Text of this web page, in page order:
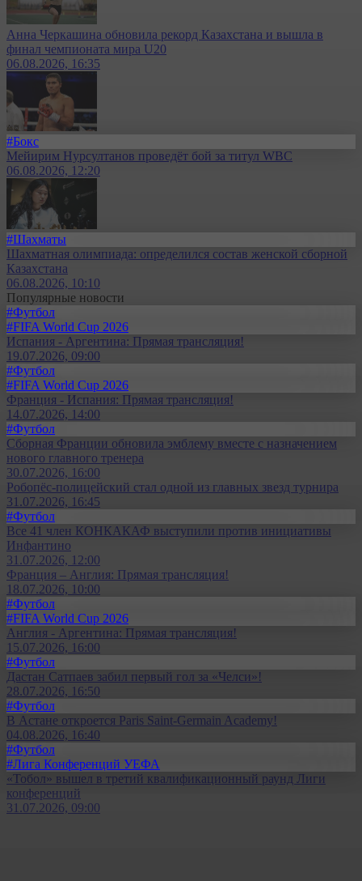
Анна Черкашина обновила рекорд Казахстана и вышла в
финал чемпионата мира U20
06.08.2026, 16:35
#Бокс
Мейирим Нурсултанов проведёт бой за титул WBC
06.08.2026, 12:20
#Шахматы
Шахматная олимпиада: определился состав женской сборной
Казахстана
06.08.2026, 10:10
Популярные новости
#Футбол
#FIFA World Cup 2026
Испания - Аргентина: Прямая трансляция!
19.07.2026, 09:00
#Футбол
#FIFA World Cup 2026
Франция - Испания: Прямая трансляция!
14.07.2026, 14:00
#Футбол
Сборная Франции обновила эмблему вместе с назначением
нового главного тренера
30.07.2026, 16:00
Робопёс-полицейский стал одной из главных звезд турнира
31.07.2026, 16:45
#Футбол
Все 41 член КОНКАКАФ выступили против инициативы
Инфантино
31.07.2026, 12:00
Франция – Англия: Прямая трансляция!
18.07.2026, 10:00
#Футбол
#FIFA World Cup 2026
Англия - Аргентина: Прямая трансляция!
15.07.2026, 16:00
#Футбол
Дастан Сатпаев забил первый гол за «Челси»!
28.07.2026, 16:50
#Футбол
В Астане откроется Paris Saint-Germain Academy!
04.08.2026, 16:40
#Футбол
#Лига Конференций УЕФА
«Тобол» вышел в третий квалификационный раунд Лиги
конференций
31.07.2026, 09:00